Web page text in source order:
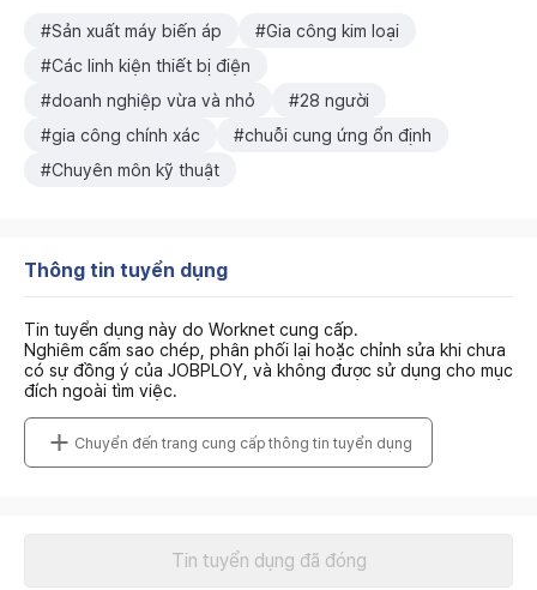
#Sản xuất máy biến áp
#Gia công kim loại
#Các linh kiện thiết bị điện
#doanh nghiệp vừa và nhỏ
#28 người
#gia công chính xác
#chuỗi cung ứng ổn định
#Chuyên môn kỹ thuật
Thông tin tuyển dụng
Tin tuyển dụng này do Worknet cung cấp.
Nghiêm cấm sao chép, phân phối lại hoặc chỉnh sửa khi chưa
có sự đồng ý của JOBPLOY, và không được sử dụng cho mục
đích ngoài tìm việc.
Chuyển đến trang cung cấp thông tin tuyển dụng
Tin tuyển dụng đã đóng